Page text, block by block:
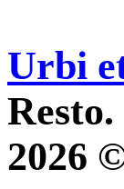
Urbi
Resto.
2026